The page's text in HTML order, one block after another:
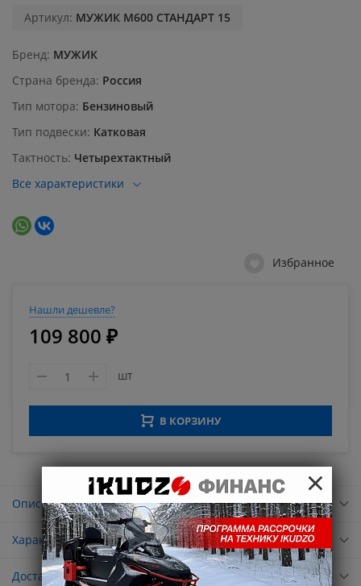
Артикул: МУЖИК М600 СТАНДАРТ 15
Бренд МУЖИК
Страна бренда Россия
Тип мотора Бензиновый
Тип подвески Катковая
Тактность Четырехтактный
Все характеристики
Избранное
Нашли дешевле?
109 800 ₽
шт
В КОРЗИНУ
Описание
Характеристики
Доставка
×